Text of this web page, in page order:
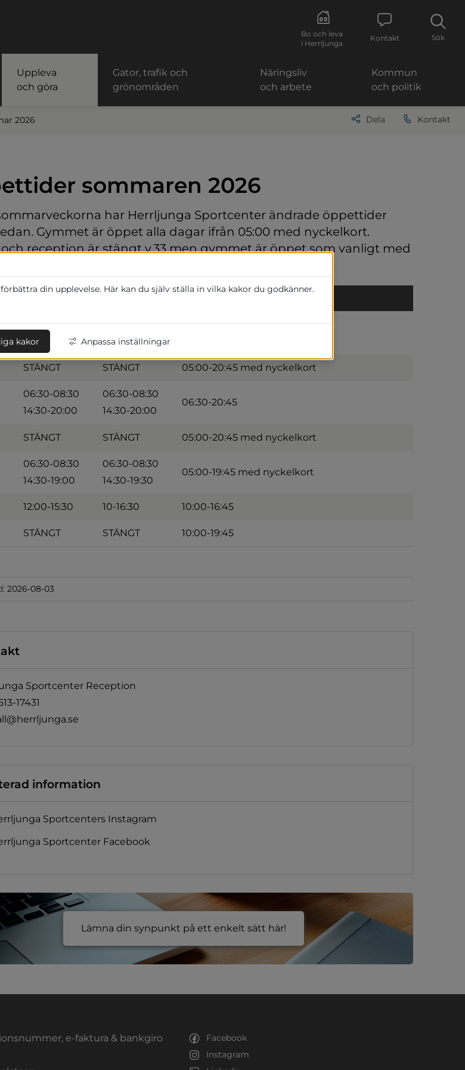
Bo och leva
i Herrljunga
Kontakt Sök
Uppleva
och göra
Gator, trafik och
grönområden
Näringsliv
och arbete
Kommun
och politik
2026 Dela Kontakt
sommaren 2026
har Herrljunga Sportcenter ändrade öppettider
Gymmet är öppet alla dagar ifrån 05:00 med nyckelkort.
reception är stängt v.33 men gymmet är öppet som vanligt med
06:30-08:30
14:30-20:00
06:30-08:30
14:30-20:00
STÄNGT STÄNGT 05:00-20:45 med nyckelkort
06:30-08:30
14:30-20:00
06:30-08:30
14:30-20:00
06:30-20:45
STÄNGT STÄNGT 05:00-20:45 med nyckelkort
06:30-08:30
14:30-19:00
06:30-08:30
14:30-19:30
05:00-19:45 med nyckelkort
12:00-15:30 10-16:30 10:00-16:45
STÄNGT STÄNGT 10:00-19:45
2026-08-03
Sportcenter Reception
17431
information
Sportcenters Instagram
Sportcenter Facebook
Lämna din synpunkt på ett enkelt sätt här!
e-faktura & bankgiro
annan webbplats.
Facebook
Instagram
din upplevelse. Här kan du själv ställa in vilka kakor du godkänner.
kakor Anpassa inställningar